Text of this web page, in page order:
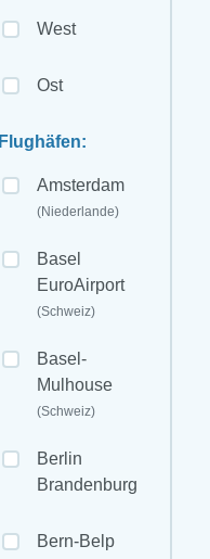
West
Ost
Flughäfen:
Amsterdam
(Niederlande)
Basel
EuroAirport
(Schweiz)
Basel-
Mulhouse
(Schweiz)
Berlin
Brandenburg
Bern-Belp